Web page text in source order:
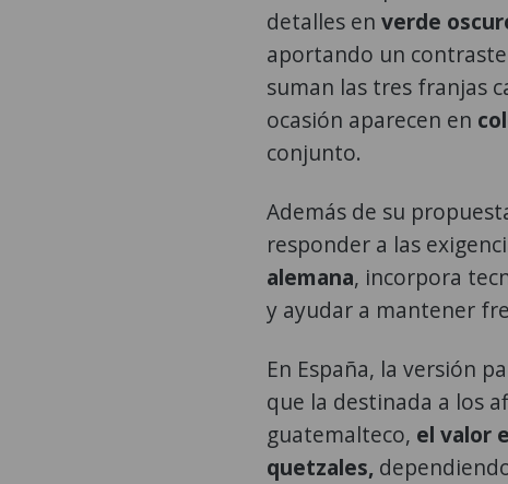
detalles en verde
aportando un
suman las tres franjas
ocasión aparecen en
conjunto.
Además de su
responder a las
alemana, incorpora
y ayudar a mantener
En España, la versión
que la destinada a los
guatemalteco, el valor
quetzales,